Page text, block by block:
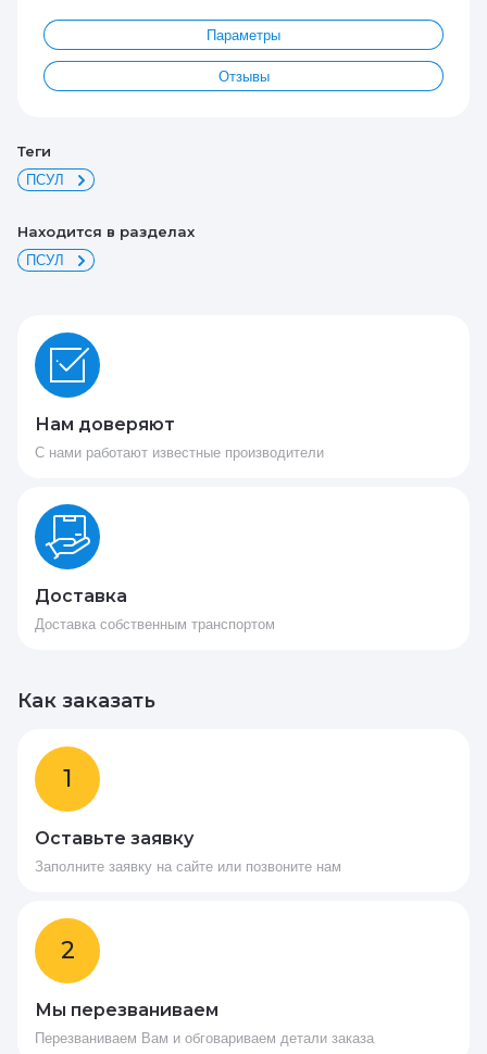
Параметры
Отзывы
теги
ПСУЛ
Находится в разделах
ПСУЛ
Нам доверяют
С нами работают известные производители
Доставка
Доставка собственным транспортом
Как заказать
1
Оставьте заявку
Заполните заявку на сайте или позвоните нам
2
Мы перезваниваем
Перезваниваем Вам и обговариваем детали заказа